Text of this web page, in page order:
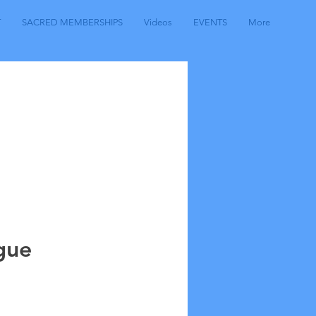
SACRED MEMBERSHIPS Videos EVENTS More